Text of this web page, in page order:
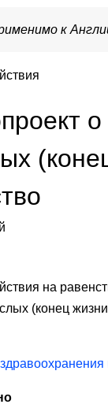
к
на
(конец